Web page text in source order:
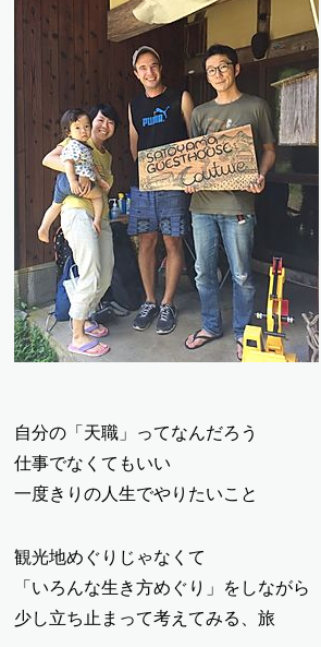
自分の「天職」ってなんだろう
仕事でなくてもいい
一度きりの人生でやりたいこと
観光地めぐりじゃなくて
「いろんな生き方めぐり」をしながら
少し立ち止まって考えてみる、旅